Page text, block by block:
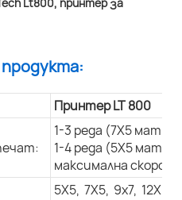
Принтер LT 800
1-3 реда (7X5
1-4 реда (5X5
максимална
5X5, 7X5, 9x7, 12X9,